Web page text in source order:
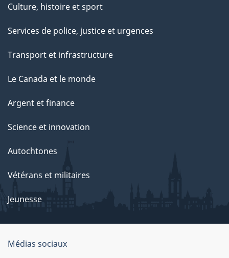
t
e
a
g
Culture, histoire et sport
Services de police, justice et urgences
Transport et infrastructure
Le Canada et le monde
Argent et finance
Science et innovation
Autochtones
Vétérans et militaires
Jeunesse
À
Médias sociaux